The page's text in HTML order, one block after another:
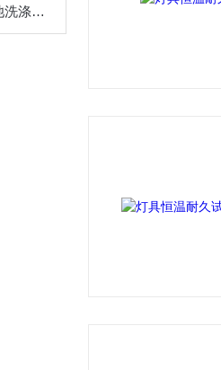
GB31241-2014充电宝电池洗涤试验机